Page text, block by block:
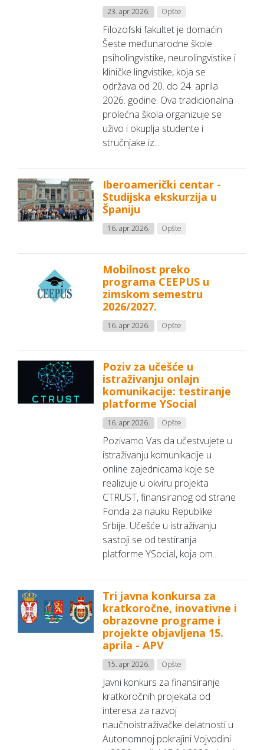
23. apr 2026. Opšte
Filozofski fakultet je domaćin
Šeste međunarodne škole
psiholingvistike, neurolingvistike i
kliničke lingvistike, koja se
održava od 20. do 24. aprila
2026. godine. Ova tradicionalna
prolećna škola organizuje se
uživo i okuplja studente i
stručnjake iz...
Iberoamerički centar -
Studijska ekskurzija u
Španiju
16. apr 2026. Opšte
Mobilnost preko
programa CEEPUS u
zimskom semestru
2026/2027.
16. apr 2026. Opšte
Poziv za učešće u
istraživanju onlajn
komunikacije: testiranje
platforme YSocial
16. apr 2026. Opšte
Pozivamo Vas da učestvujete u
istraživanju komunikacije u
online zajednicama koje se
realizuje u okviru projekta
CTRUST, finansiranog od strane
Fonda za nauku Republike
Srbije. Učešće u istraživanju
sastoji se od testiranja
platforme YSocial, koja om...
Tri javna konkursa za
kratkoročne, inovativne i
obrazovne programe i
projekte objavljena 15.
aprila - APV
15. apr 2026. Opšte
Javni konkurs za finansiranje
kratkoročnih projekata od
interesa za razvoj
naučnoistraživačke delatnosti u
Autonomnoj pokrajini Vojvodini